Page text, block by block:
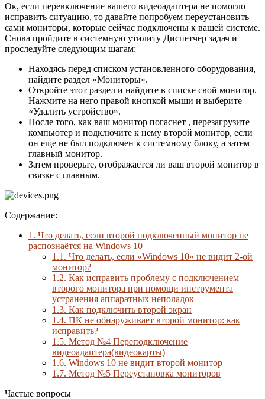
Ок, если перевключение вашего видеоадаптера не помогло
исправить ситуацию, то давайте попробуем переустановить
сами мониторы, которые сейчас подключены к вашей системе.
Снова пройдите в системную утилиту Диспетчер задач и
проследуйте следующим шагам:
Находясь перед списком установленного оборудования,
найдите раздел «Мониторы».
Откройте этот раздел и найдите в списке свой монитор.
Нажмите на него правой кнопкой мыши и выберите
«Удалить устройство».
После того, как ваш монитор погаснет , перезагрузите
компьютер и подключите к нему второй монитор, если
он еще не был подключен к системному блоку, а затем
главный монитор.
Затем проверьте, отображается ли ваш второй монитор в
связке с главным.
Содержание:
1. Что делать, если второй подключенный монитор не
распознаётся на Windows 10
1.1. Что делать, если «Windows 10» не видит 2-ой
монитор?
1.2. Как исправить проблему с подключением
второго монитора при помощи инструмента
устранения аппаратных неполадок
1.3. Как подключить второй экран
1.4. ПК не обнаруживает второй монитор: как
исправить?
1.5. Метод №4 Переподключение
видеоадаптера(видеокарты)
1.6. Windows 10 не видит второй монитор
1.7. Метод №5 Переустановка мониторов
Частые вопросы